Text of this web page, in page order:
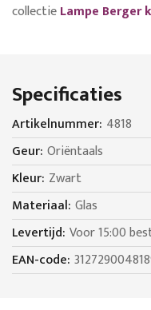
collectieLampe Berger
Specificaties
Specificaties
4818
Oriëntaals
Zwart
Glas
Voor 15:00